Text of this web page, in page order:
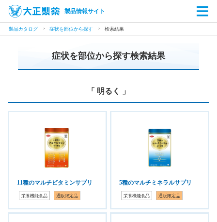
製品情報サイト
製品カタログ 症状を部位から探す 検索結果
症状を部位から探す検索結果
「 明るく 」
11種のマルチビタミンサプリ
栄養機能食品 通販限定品
5種のマルチミネラルサプリ
栄養機能食品 通販限定品